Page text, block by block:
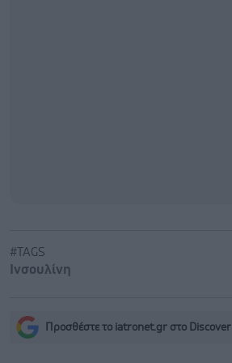
#TAGS
Ινσουλίνη
Προσθέστε το iatronet.gr στο Discover